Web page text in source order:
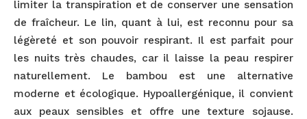
limiter la transpiration et de conserver une sensation
de fraîcheur. Le lin, quant à lui, est reconnu pour sa
légèreté et son pouvoir respirant. Il est parfait pour
les nuits très chaudes, car il laisse la peau respirer
naturellement. Le bambou est une alternative
moderne et écologique. Hypoallergénique, il convient
aux peaux sensibles et offre une texture sojause.